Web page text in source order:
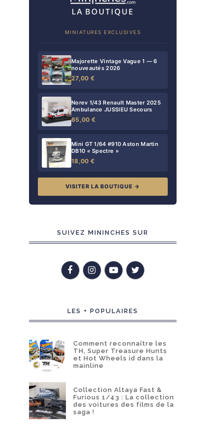
MINIATURES EXCLUSIVES
Majorette Vintage Vague 1 — 6
nouveautés 2026
27,00 €
Norev 1/43 Renault Master 2025
Ambulance JUSSIEU Secours
65,00 €
Mini GT 1/64 #910 Aston Martin
DB10 « Spectre »
18,00 €
VISITER LA BOUTIQUE →
SUIVEZ MININCHES SUR
LES + POPULAIRES
Comment reconnaître les
TH, Super Treasure Hunts
et Hot Wheels id dans la
mainline
Collection Altaya Fast &
Furious 1/43 : La collection
des voitures des films de la
saga !